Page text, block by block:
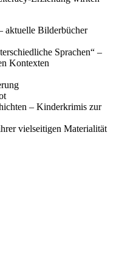
aktuelle Bilderbücher
Sprachen“ –
Kontexten
– Kinderkrimis zur
vielseitigen Materialität